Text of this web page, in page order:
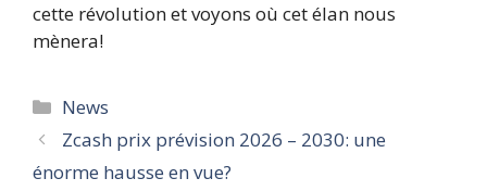
cette révolution et voyons où cet élan nous
mènera!
Catégories
News
Zcash prix prévision 2026 – 2030: une
énorme hausse en vue?